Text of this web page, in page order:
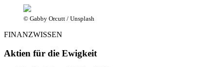
© Gabby Orcutt / Unsplash
FINANZWISSEN
Aktien für die Ewigkeit